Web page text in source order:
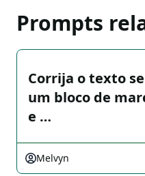
Prompts
Corrija o texto
um bloco de
e …
Melvyn